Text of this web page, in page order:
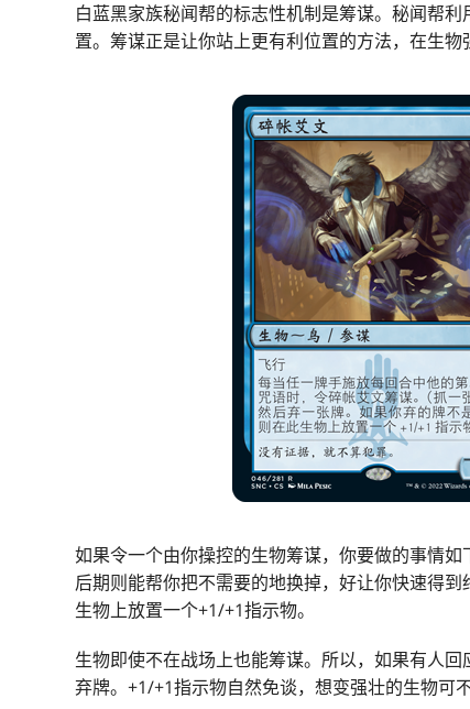
白蓝黑家族秘闻帮的标志性机制是筹谋。秘闻帮
置。筹谋正是让你站上更有利位置的方法，在生物
如果令一个由你操控的生物筹谋，你要做的事情
后期则能帮你把不需要的地换掉，好让你快速得
生物上放置一个+1/+1指示物。
生物即使不在战场上也能筹谋。所以，如果有人
弃牌。+1/+1指示物自然免谈，想变强壮的生物可不